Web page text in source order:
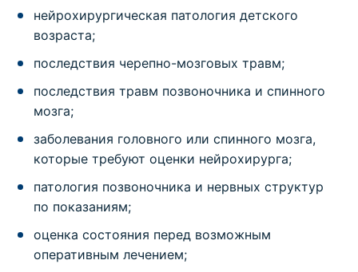
нейрохирургическая патология детского
возраста;
последствия черепно-мозговых травм;
последствия травм позвоночника и спинного
мозга;
заболевания головного или спинного мозга,
которые требуют оценки нейрохирурга;
патология позвоночника и нервных структур
по показаниям;
оценка состояния перед возможным
оперативным лечением;